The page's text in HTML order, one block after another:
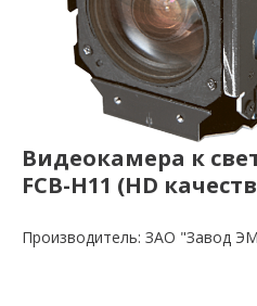
Видеокамера к
FCB-H11 (HD
Производитель: ЗАО "Завод